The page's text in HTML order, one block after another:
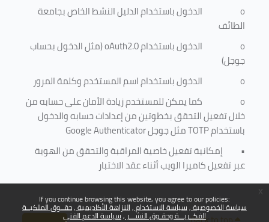
If you continue browsing this website, you agree to our policies:
سياسة الخصوصية سياسة الاستخدام النزاهة الأكاديمية حقــوق الملكيــة
الفكــريـــة وحقـوق النشـــر سياسة الدعم الفني
o
الدخول باستخدام الدليل النشط الخاص بجامعة
الطائف
o
الدخول باستخدامoAuth2.0(مثل الدخول بحساب
جوجل)
o
الدخول باستخدام اسم المستخدم وكلمة المرور
o
كما يمكن للمستخدم زيادة الأمان على حسابه من
خلال تفعيل التحقق بخطوتين من إعدادات حسابه والدخول
باستخدامTOTPمثل جوجلGoogle Authenticator
• إمكانية تفعيل خاصية المراقبة والتحقق من الهوية
عبر تفعيل كاميرا الويب أثناء عقد الاختبار